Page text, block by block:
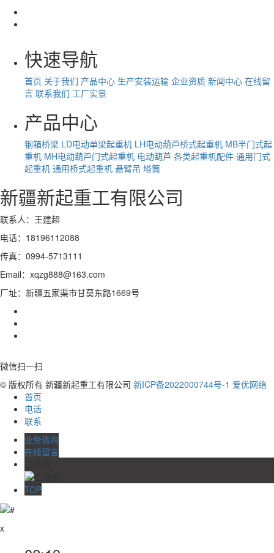
快速导航
首页 关于我们 产品中心 生产安装运输 企业资质 新闻中心 在线留
言 联系我们 工厂实景
产品中心
钢箱桥梁 LD电动单梁起重机 LH电动葫芦桥式起重机 MB半门式起
重机 MH电动葫芦门式起重机 电动葫芦 各类起重机配件 通用门式
起重机 通用桥式起重机 悬臂吊 塔筒
新疆新起重工有限公司
联系人：王建超
电话：18196112088
传真：0994-5713111
Email：xqzg888@163.com
厂址：新疆五家渠市甘莫东路1669号
微信扫一扫
© 版权所有 新疆新起重工有限公司 新ICP备2022000744号-1 爱优网络
首页
电话
联系
业务咨询
在线留言
TOP
x